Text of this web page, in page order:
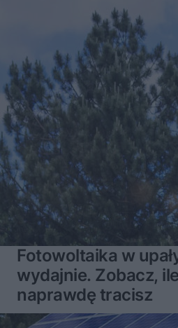
Fotowoltaika w upały działa mniej
wydajnie. Zobacz,
naprawdę tracisz